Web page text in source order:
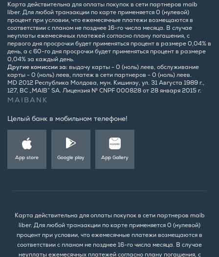
Карта действительна для оплаты покупок в сети партнеров maib
liber. Для любой транзакции по карте применяется 0 (нулевой)
процент при условии, что ежемесячные платежи возмещаются в
соответствии с планом не позднее 16-го числа месяца. В случае
неуплаты ежемесячных платежей согласно плану погашения, с
первого дня просрочки будет применяться процент в размере 0,04% в
день, а с 60-го дня просрочки будет применяться процент в размере
0,04% за каждый день.
Другие комиссии за:выдачу карты - 0 (ноль) леев, обслуживание
карты - 0 (ноль) леев, платеж в сети партнеров - 0 (ноль) леев.
MD 2012 Республика Молдова, мун. Кишинэу, ул. 31 Августа 1989 г.,
127, BC „MAIB” SA. Лицензия № CNPF 000828 от 28 января 2015 г.
MAIBANK
Целый банк в мобильном телефоне!
App store Google play App Gallery
Карта действительна для оплаты покупок в сети партнеров maib
liber. Для любой транзакции по карте применяется 0 (нулевой)
процент при условии, что ежемесячные платежи возмещаются в
соответствии с планом не позднее 16-го числа месяца. В случае
неуплаты ежемесячных платежей согласно плану погашения, с